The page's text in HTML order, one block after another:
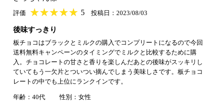
評価 ★★★★★
★★★★★ 5 投稿日：2023/08/03
後味すっきり
板チョコはブラックとミルクの購入でコンプリートになるので今回
送料無料キャンペーンのタイミングでミルクと比較するために購
入。チョコレートの甘さと香りを楽しんだあとの後味がスッキリし
ていてもう一欠片とついつい摘んでしまう美味しさです。板チョコ
レートの中でも上位にランクインです。
年齢：40代
性別：女性